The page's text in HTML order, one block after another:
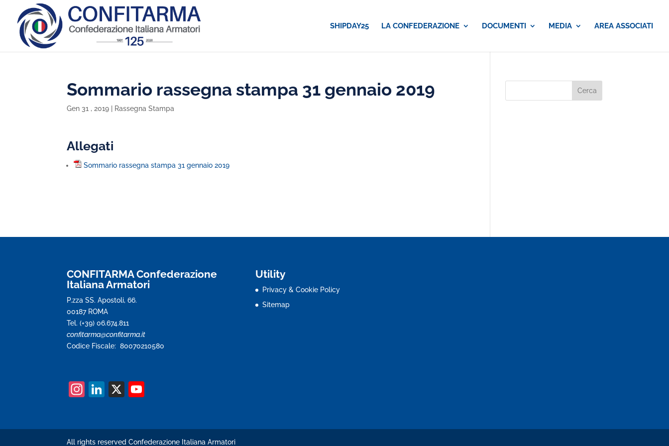
SHIPDAY25 LA CONFEDERAZIONE DOCUMENTI MEDIA AREA ASSOCIATI
Sommario rassegna stampa 31 gennaio 2019
Gen 31 , 2019 Rassegna Stampa
Allegati
Sommario rassegna stampa 31 gennaio 2019
CONFITARMA Confederazione
Italiana Armatori
P.zza SS. Apostoli, 66.
00187 ROMA
Tel. (+39) 06.674.811
confitarma@confitarma.it
Codice Fiscale: 80070210580
In
gr
Li
e
X
T
Utility
Privacy & Cookie Policy
Sitemap
All rights reserved Confederazione Italiana Armatori